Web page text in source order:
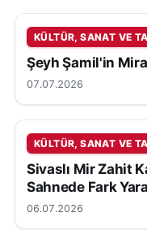
KÜLTÜR, SANAT VE
Şeyh Şamil'in
07.07.2026
KÜLTÜR, SANAT VE
Sivaslı Mir Zahit
Sahnede Fark
06.07.2026